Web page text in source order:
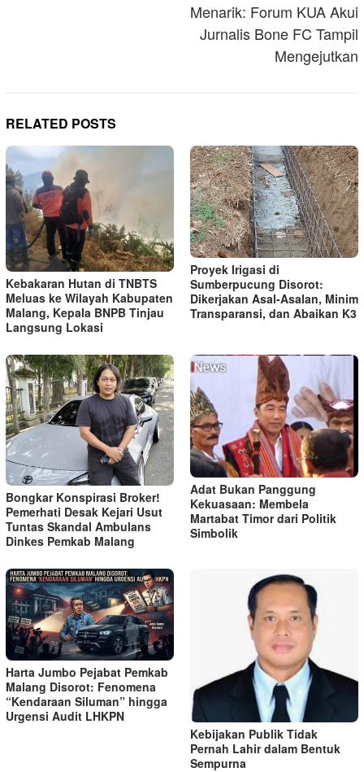
Menarik: Forum KUA Akui
Jurnalis Bone FC Tampil
Mengejutkan
RELATED POSTS
Kebakaran Hutan di TNBTS
Meluas ke Wilayah Kabupaten
Malang, Kepala BNPB Tinjau
Langsung Lokasi
Proyek Irigasi di
Sumberpucung Disorot:
Dikerjakan Asal-Asalan, Minim
Transparansi, dan Abaikan K3
Bongkar Konspirasi Broker!
Pemerhati Desak Kejari Usut
Tuntas Skandal Ambulans
Dinkes Pemkab Malang
Adat Bukan Panggung
Kekuasaan: Membela
Martabat Timor dari Politik
Simbolik
Harta Jumbo Pejabat Pemkab
Malang Disorot: Fenomena
“Kendaraan Siluman” hingga
Urgensi Audit LHKPN
Kebijakan Publik Tidak
Pernah Lahir dalam Bentuk
Sempurna